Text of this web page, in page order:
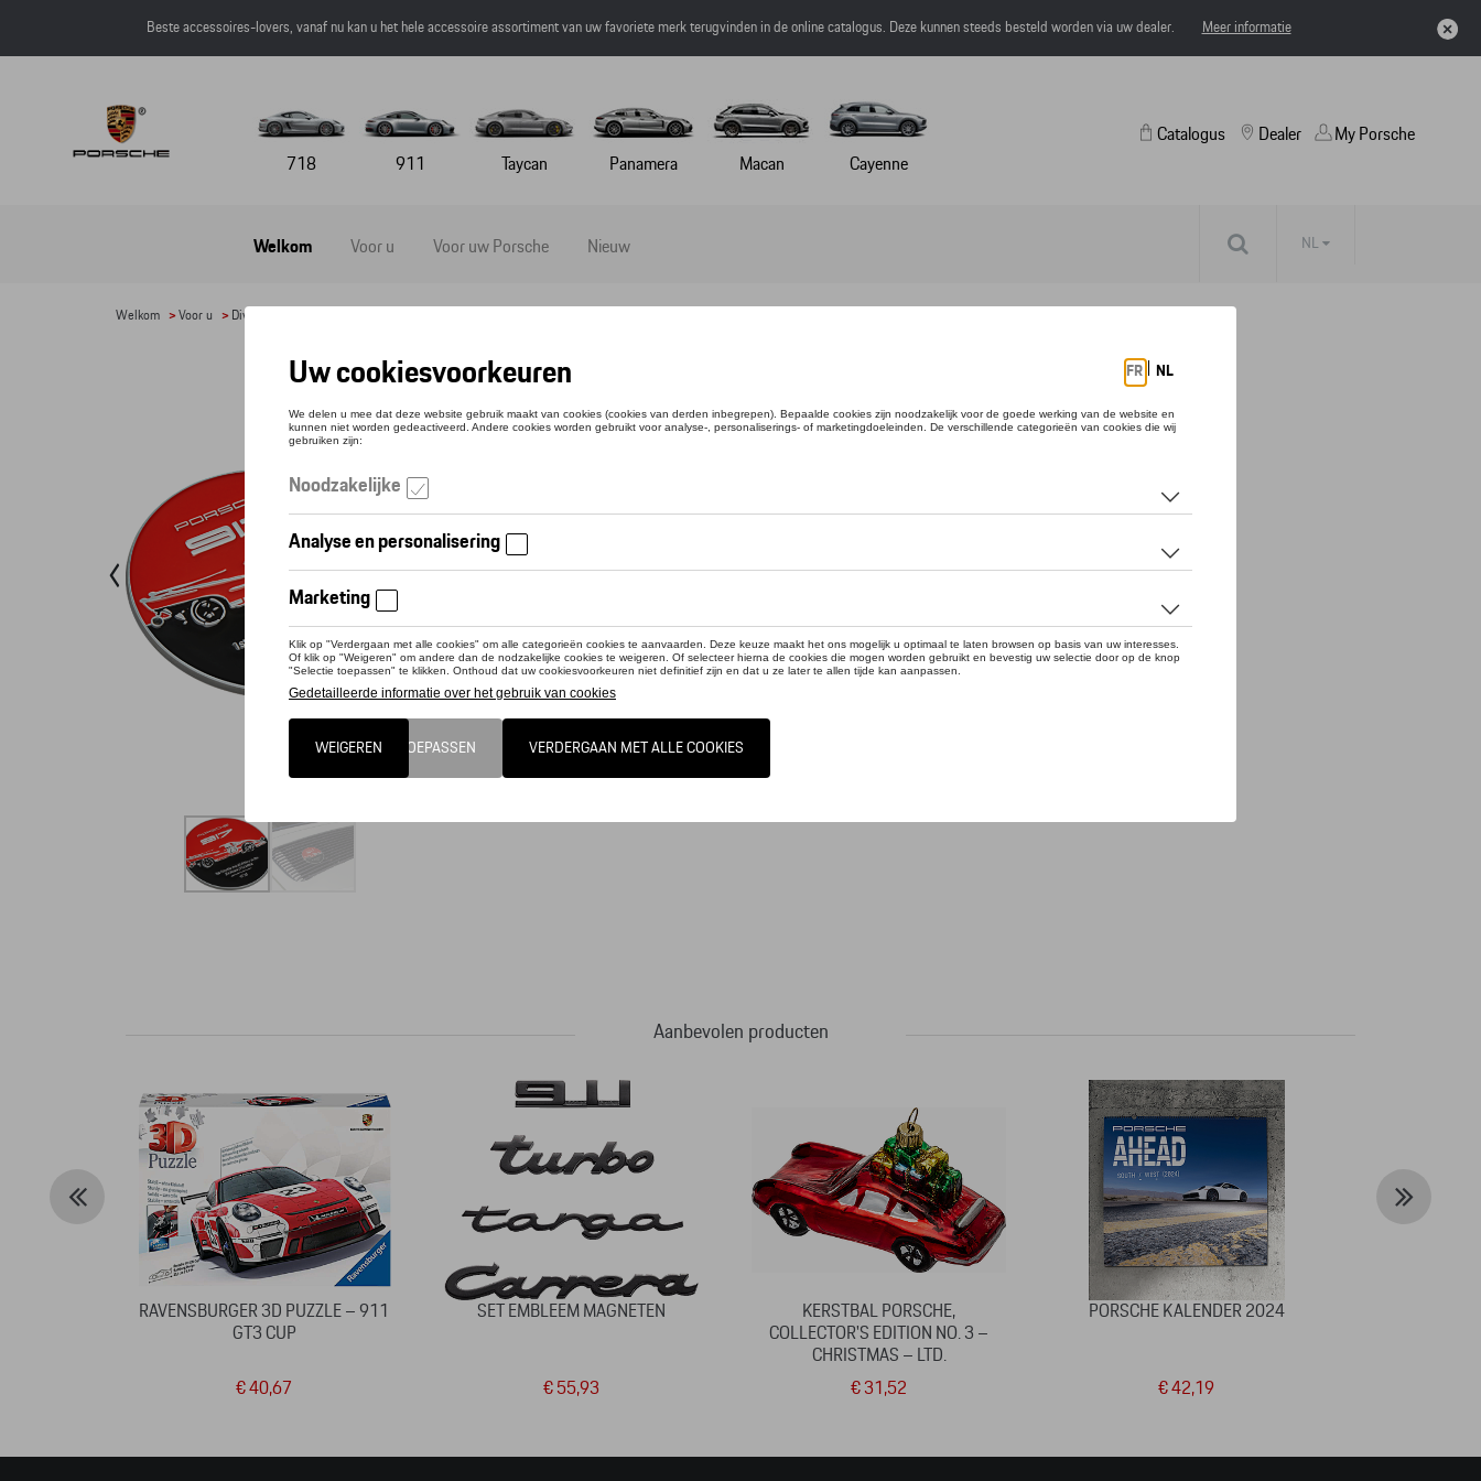
Beste accessoires-lovers, vanaf nu kan u het hele accessoire assortiment van uw favoriete merk terugvinden in de online catalogus. Deze kunnen steeds besteld worden via uw dealer. Meer informatie
718 911 Taycan Panamera Macan Cayenne
Catalogus
Welkom Voor u Voor uw Porsche Nieuw
Dealer My Porsche
NL
Welkom >Voor u > Divers
GRILLBADGE 917 SALZBURG
Referentie: WAP0509170MSZG
Contacteer uw dealer voor beschikbaarheid
Gemaakt van 95% zink, 5% acrylvernis. Met bevestigingsmateriaal [schroeven].Ø 95mm. Beperkte oplage : 917 stuks
Aanbevolen producten
RAVENSBURGER 3D PUZZLE – 911
GT3 CUP
€ 40,67
SET EMBLEEM MAGNETEN
€ 55,93
KERSTBAL PORSCHE,
COLLECTOR'S EDITION NO. 3 –
CHRISTMAS – LTD.
€ 31,52
PORSCHE KALENDER 2024
€ 42,19